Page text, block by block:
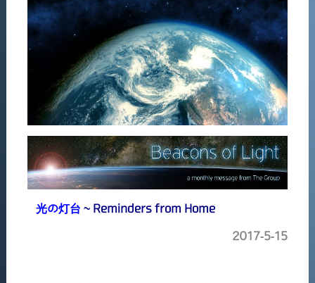
光の灯台 ~ Reminders from Home
2017-5-15